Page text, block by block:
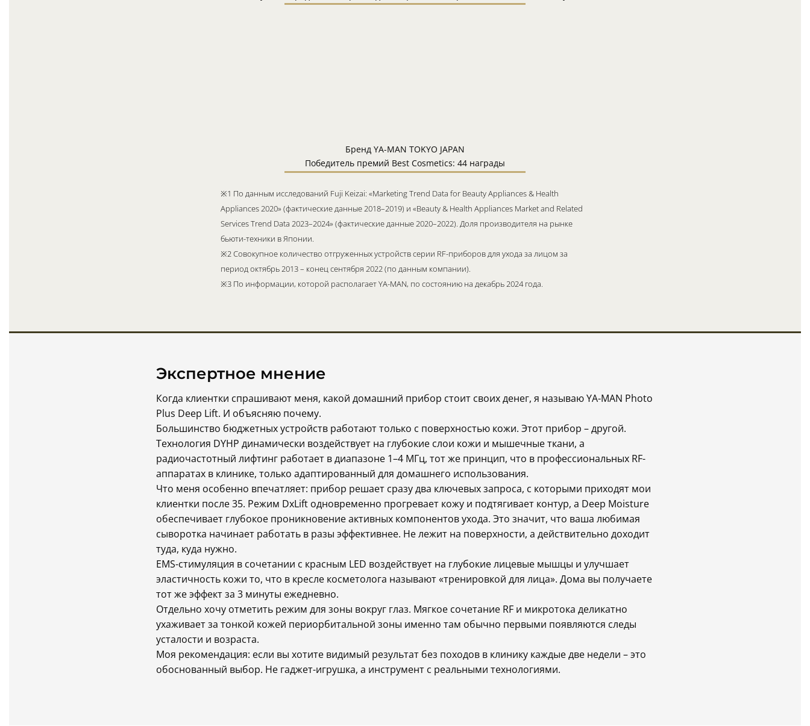
Бренд YA-MAN TOKYO JAPAN
Победитель премий Best Cosmetics: 44 награды
※1 По данным исследований Fuji Keizai: «Marketing Trend Data for Beauty Appliances & Health
Appliances 2020» (фактические данные 2018–2019) и «Beauty & Health Appliances Market and Related
Services Trend Data 2023–2024» (фактические данные 2020–2022). Доля производителя на рынке
бьюти-техники в Японии.
※2 Совокупное количество отгруженных устройств серии RF-приборов для ухода за лицом за
период октябрь 2013 – конец сентября 2022 (по данным компании).
※3 По информации, которой располагает YA-MAN, по состоянию на декабрь 2024 года.
Экспертное мнение
Когда клиентки спрашивают меня, какой домашний прибор стоит своих денег, я называю YA-MAN Photo
Plus Deep Lift. И объясняю почему.
Большинство бюджетных устройств работают только с поверхностью кожи. Этот прибор – другой.
Технология DYHP динамически воздействует на глубокие слои кожи и мышечные ткани, а
радиочастотный лифтинг работает в диапазоне 1–4 МГц, тот же принцип, что в профессиональных RF-
аппаратах в клинике, только адаптированный для домашнего использования.
Что меня особенно впечатляет: прибор решает сразу два ключевых запроса, с которыми приходят мои
клиентки после 35. Режим DxLift одновременно прогревает кожу и подтягивает контур, а Deep Moisture
обеспечивает глубокое проникновение активных компонентов ухода. Это значит, что ваша любимая
сыворотка начинает работать в разы эффективнее. Не лежит на поверхности, а действительно доходит
туда, куда нужно.
EMS-стимуляция в сочетании с красным LED воздействует на глубокие лицевые мышцы и улучшает
эластичность кожи то, что в кресле косметолога называют «тренировкой для лица». Дома вы получаете
тот же эффект за 3 минуты ежедневно.
Отдельно хочу отметить режим для зоны вокруг глаз. Мягкое сочетание RF и микротока деликатно
ухаживает за тонкой кожей периорбитальной зоны именно там обычно первыми появляются следы
усталости и возраста.
Моя рекомендация: если вы хотите видимый результат без походов в клинику каждые две недели – это
обоснованный выбор. Не гаджет-игрушка, а инструмент с реальными технологиями.